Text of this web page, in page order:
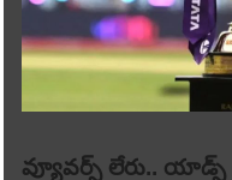
వ్యూవర్స్ లేరు..